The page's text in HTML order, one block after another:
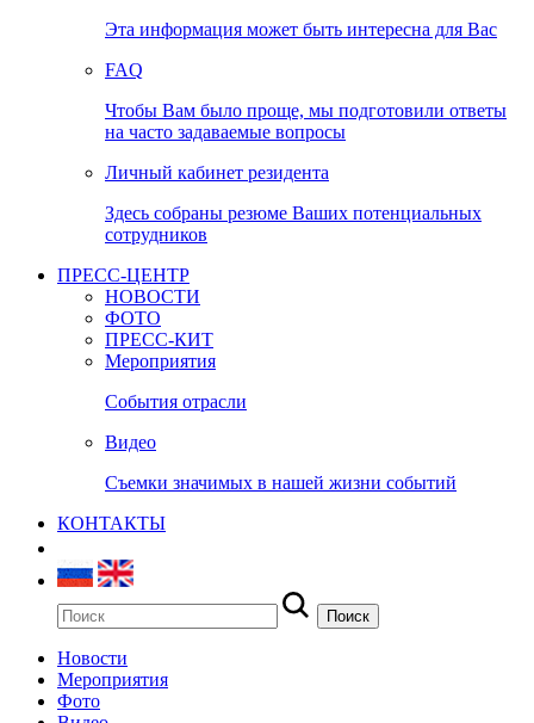
Эта информация может быть интересна для Вас
FAQ
Чтобы Вам было проще, мы подготовили ответы
на часто задаваемые вопросы
Личный кабинет резидента
Здесь собраны резюме Ваших потенциальных
сотрудников
ПРЕСС-ЦЕНТР
НОВОСТИ
ФОТО
ПРЕСС-КИТ
Мероприятия
События отрасли
Видео
Съемки значимых в нашей жизни событий
КОНТАКТЫ
Новости
Мероприятия
Фото